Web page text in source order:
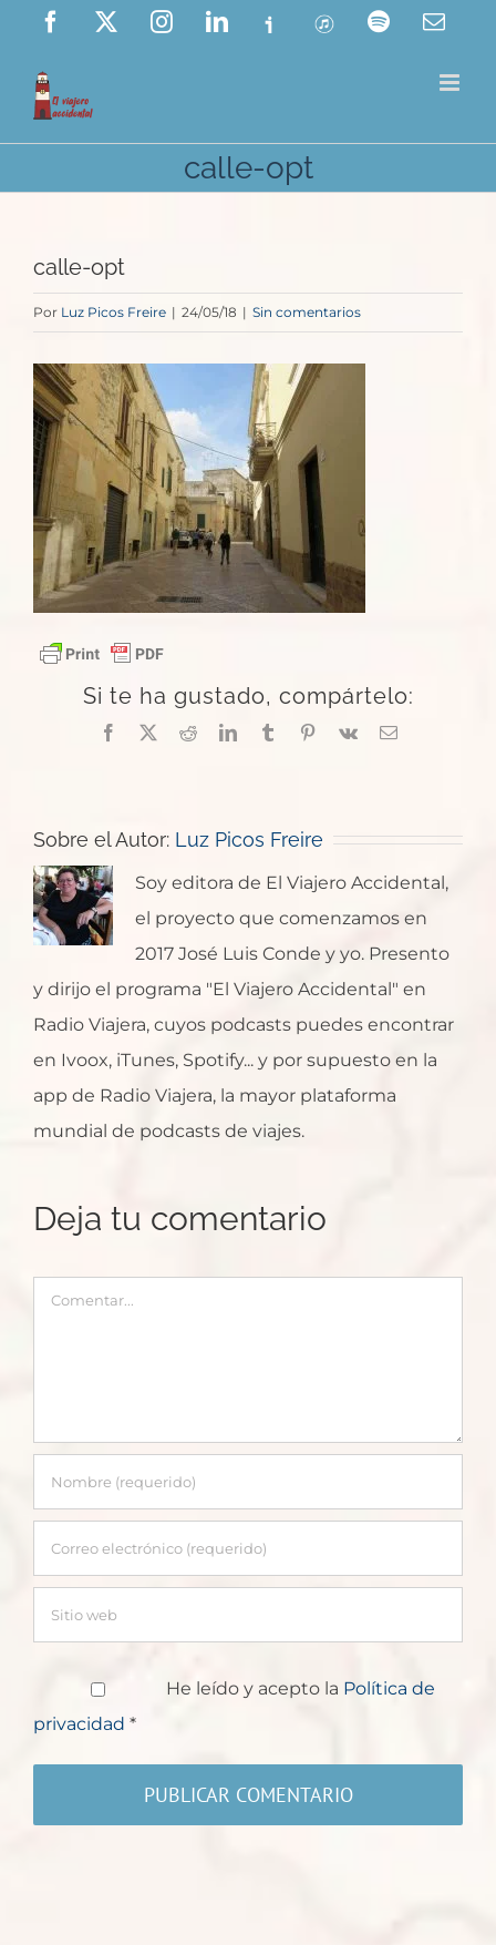
Saltar
contenido
Facebook InstagramLinkedIn
Ivoox ITunes Spotify
calle-opt
calle-opt
Por Luz Picos Freire | 24/05/18 | Sin comentarios
Si te ha gustado, compártelo:
Facebook
X RedditLinkedInTumblrPinterest
Vk
Correo
Sobre el Autor: Luz Picos Freire
Soy editora de El Viajero Accidental,
el proyecto que comenzamos en
2017 José Luis Conde y yo. Presento
y dirijo el programa "El Viajero Accidental" en
Radio Viajera, cuyos podcasts puedes encontrar
en Ivoox, iTunes, Spotify... y por supuesto en la
app de Radio Viajera, la mayor plataforma
mundial de podcasts de viajes.
Deja tu comentario
Comentar
He leído y acepto la Política de
privacidad *